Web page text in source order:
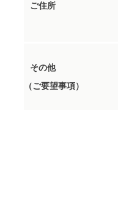
ご住所
その他
（ご要望事項）